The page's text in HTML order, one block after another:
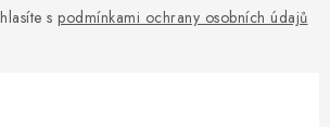
s podmínkami ochrany osobních údajů